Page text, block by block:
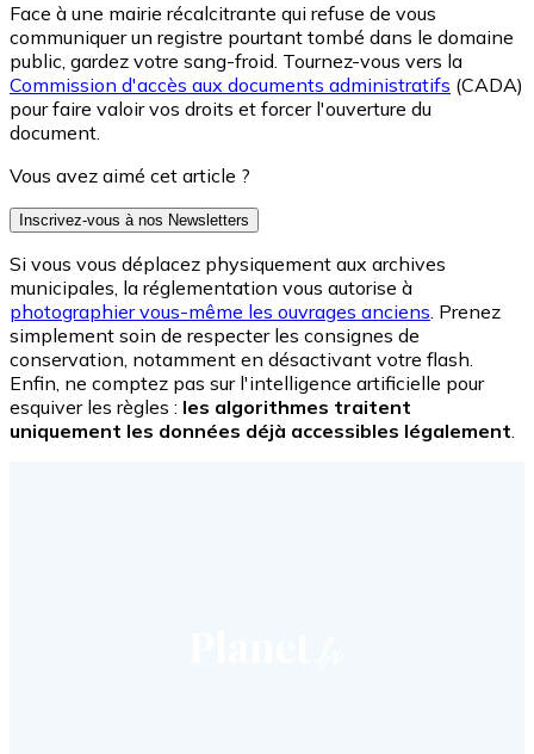
Face à une mairie récalcitrante qui refuse de vous
communiquer un registre pourtant tombé dans le domaine
public, gardez votre sang-froid. Tournez-vous vers la
Commission d'accès aux documents administratifs (CADA)
pour faire valoir vos droits et forcer l'ouverture du
document.
Vous avez aimé cet article ?
Inscrivez-vous à nos Newsletters
Si vous vous déplacez physiquement aux archives
municipales, la réglementation vous autorise à
photographier vous-même les ouvrages anciens. Prenez
simplement soin de respecter les consignes de
conservation, notamment en désactivant votre flash.
Enfin, ne comptez pas sur l'intelligence artificielle pour
esquiver les règles : les algorithmes traitent
uniquement les données déjà accessibles légalement.